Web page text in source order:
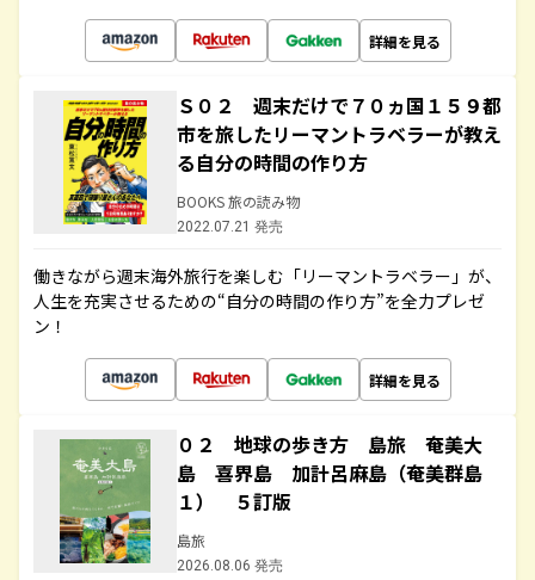
詳細を見る
Ｓ０２ 週末だけで７０ヵ国１５９都
市を旅したリーマントラベラーが教え
る自分の時間の作り方
BOOKS 旅の読み物
2022.07.21 発売
働きながら週末海外旅行を楽しむ「リーマントラベラー」が、
人生を充実させるための“自分の時間の作り方”を全力プレゼ
ン！
詳細を見る
０２ 地球の歩き方 島旅 奄美大
島 喜界島 加計呂麻島（奄美群島
１） ５訂版
島旅
2026.08.06 発売